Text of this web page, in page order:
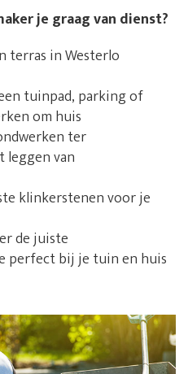
je graag van dienst?
terras in Westerlo
tuinpad, parking of
om huis
ter
van
klinkerstenen voor je
de juiste
perfect bij je tuin en huis